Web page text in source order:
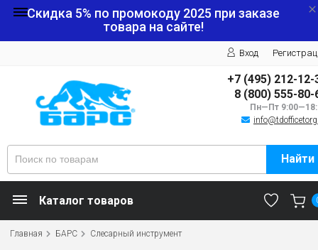
Скидка 5% по промокоду 2025 при заказе
товара на сайте!
Вход
+7 (495) 212-12-
8 (800) 555-80-
Пн—Пт
Найти
Каталог товаров
Главная БАРС Слесарный инструмент